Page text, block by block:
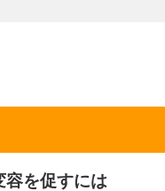
容を促すには